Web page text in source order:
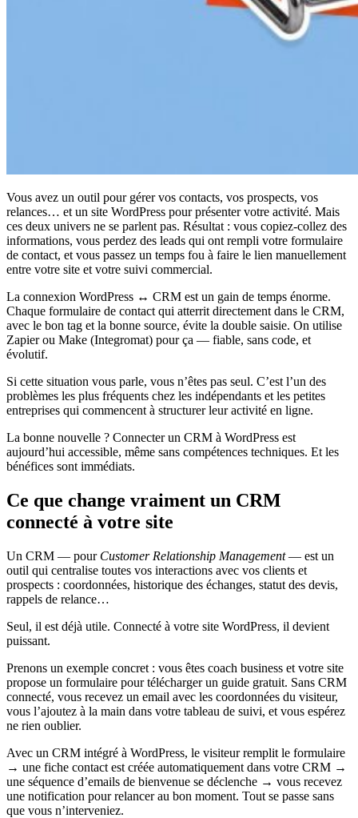
Vous avez un outil pour gérer vos contacts, vos prospects, vos
relances… et un site WordPress pour présenter votre activité. Mais
ces deux univers ne se parlent pas. Résultat : vous copiez-collez des
informations, vous perdez des leads qui ont rempli votre formulaire
de contact, et vous passez un temps fou à faire le lien manuellement
entre votre site et votre suivi commercial.
La connexion WordPress ↔ CRM est un gain de temps énorme.
Chaque formulaire de contact qui atterrit directement dans le CRM,
avec le bon tag et la bonne source, évite la double saisie. On utilise
Zapier ou Make (Integromat) pour ça — fiable, sans code, et
évolutif.
Si cette situation vous parle, vous n’êtes pas seul. C’est l’un des
problèmes les plus fréquents chez les indépendants et les petites
entreprises qui commencent à structurer leur activité en ligne.
La bonne nouvelle ? Connecter un CRM à WordPress est
aujourd’hui accessible, même sans compétences techniques. Et les
bénéfices sont immédiats.
Ce que change vraiment un CRM
connecté à votre site
Un CRM — pour Customer Relationship Management— est un
outil qui centralise toutes vos interactions avec vos clients et
prospects : coordonnées, historique des échanges, statut des devis,
rappels de relance…
Seul, il est déjà utile. Connecté à votre site WordPress, il devient
puissant.
Prenons un exemple concret : vous êtes coach business et votre site
propose un formulaire pour télécharger un guide gratuit. Sans CRM
connecté, vous recevez un email avec les coordonnées du visiteur,
vous l’ajoutez à la main dans votre tableau de suivi, et vous espérez
ne rien oublier.
Avec un CRM intégré à WordPress, le visiteur remplit le formulaire
→ une fiche contact est créée automatiquement dans votre CRM →
une séquence d’emails de bienvenue se déclenche → vous recevez
une notification pour relancer au bon moment. Tout se passe sans
que vous n’interveniez.